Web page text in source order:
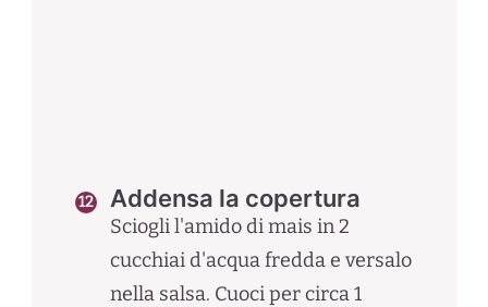
Addensa la copertura
Sciogli l'amido di mais in 2
cucchiai d'acqua fredda e versalo
nella salsa. Cuoci per circa 1